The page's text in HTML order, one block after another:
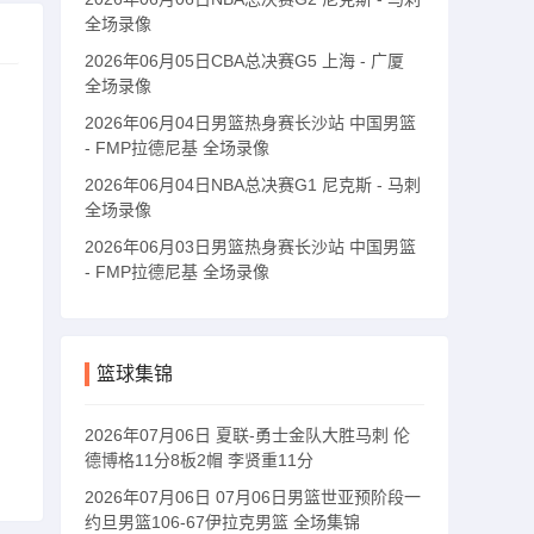
全场录像
2026年06月05日CBA总决赛G5 上海 - 广厦
全场录像
2026年06月04日男篮热身赛长沙站 中国男篮
- FMP拉德尼基 全场录像
2026年06月04日NBA总决赛G1 尼克斯 - 马刺
全场录像
2026年06月03日男篮热身赛长沙站 中国男篮
- FMP拉德尼基 全场录像
篮球集锦
2026年07月06日 夏联-勇士金队大胜马刺 伦
德博格11分8板2帽 李贤重11分
2026年07月06日 07月06日男篮世亚预阶段一
约旦男篮106-67伊拉克男篮 全场集锦